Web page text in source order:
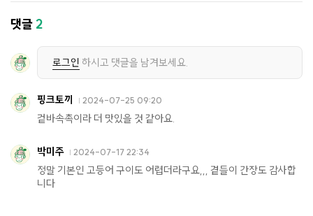
댓글2
로그인 하시고 댓글을 남겨보세요.
핑크토끼 2024-07-25 09:20
겉바속촉이라 더 맛있을 것 같아요.
박미주 2024-07-17 22:34
정말 기본인 고등어 구이도 어렵더라구요,,, 곁들이 간장도 감사합
니다